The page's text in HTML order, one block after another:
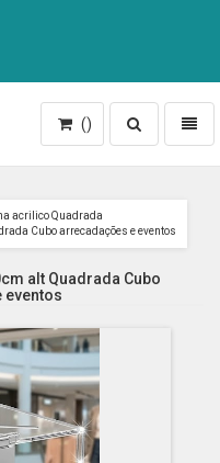
Toggle
search
()
acrilico Quadrada
Cubo arrecadações e eventos
alt Quadrada Cubo
eventos